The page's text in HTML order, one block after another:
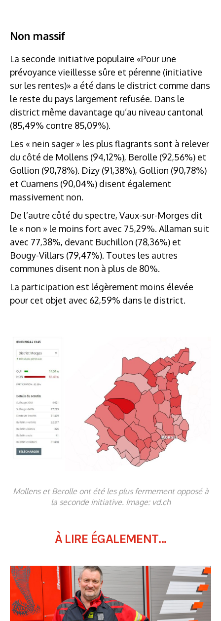
Non massif
La seconde initiative populaire «Pour une
prévoyance vieillesse sûre et pérenne (initiative
sur les rentes)» a été dans le district comme dans
le reste du pays largement refusée. Dans le
district même davantage qu’au niveau cantonal
(85,49% contre 85,09%).
Les « nein sager » les plus flagrants sont à relever
du côté de Mollens (94,12%), Berolle (92,56%) et
Gollion (90,78%). Dizy (91,38%), Gollion (90,78%)
et Cuarnens (90,04%) disent également
massivement non.
De l’autre côté du spectre, Vaux-sur-Morges dit
le « non » le moins fort avec 75,29%. Allaman suit
avec 77,38%, devant Buchillon (78,36%) et
Bougy-Villars (79,47%). Toutes les autres
communes disent non à plus de 80%.
La participation est légèrement moins élevée
pour cet objet avec 62,59% dans le district.
Mollens et Berolle ont été les plus fermement opposé à
la seconde initiative. Image: vd.ch
À LIRE ÉGALEMENT...